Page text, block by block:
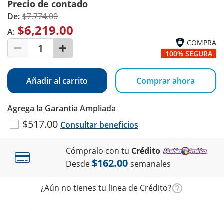
Precio de contado
De: $7,774.00
A: $6,219.00
1
COMPRA
100% SEGURA
Añadir al carrito Comprar ahora
Agrega la Garantía Ampliada
$517.00 Consultar beneficios
Cómpralo con tu Crédito
Desde$162.00 semanales
¿Aún no tienes tu linea de Crédito?